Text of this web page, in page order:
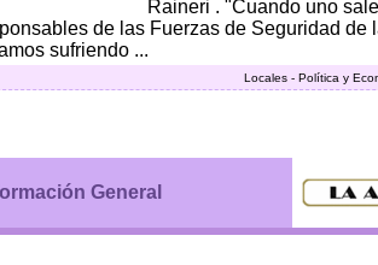
Raineri . "Cuando uno
de las Fuerzas de Seguridad de
sufriendo ...
Locales - Política y
General